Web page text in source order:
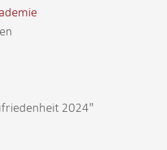
2024"